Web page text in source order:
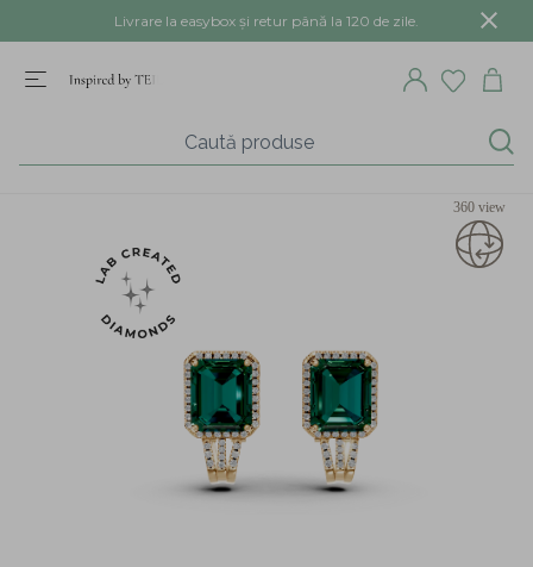
Livrare la easybox și retur până la 120 de zile.
360 view